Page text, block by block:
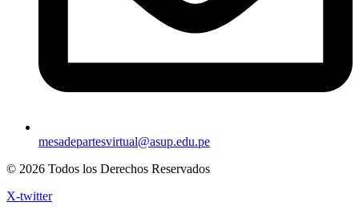
mesadepartesvirtual@asup.edu.pe
© 2026 Todos los Derechos Reservados
X-twitter